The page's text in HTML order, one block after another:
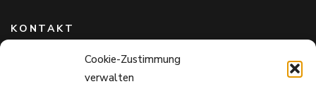
Cookie-Zustimmung
verwalten
KONTAKT
Hundefreunde in Bayern e.V.
Markus Willi Ebert